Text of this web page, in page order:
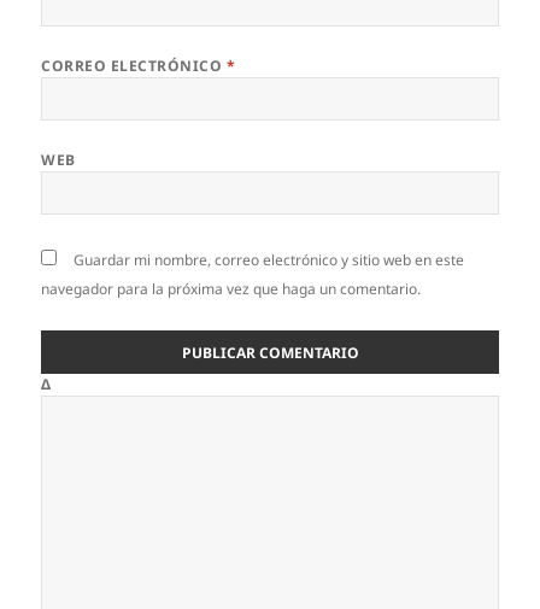
CORREO ELECTRÓNICO *
WEB
Guardar mi nombre, correo electrónico y sitio web en este
navegador para la próxima vez que haga un comentario.
Δ